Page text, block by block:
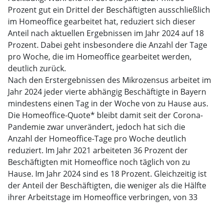
Prozent gut ein Drittel der Beschäftigten ausschließlich
im Homeoffice gearbeitet hat, reduziert sich dieser
Anteil nach aktuellen Ergebnissen im Jahr 2024 auf 18
Prozent. Dabei geht insbesondere die Anzahl der Tage
pro Woche, die im Homeoffice gearbeitet werden,
deutlich zurück.
Nach den Erstergebnissen des Mikrozensus arbeitet im
Jahr 2024 jeder vierte abhängig Beschäftigte in Bayern
mindestens einen Tag in der Woche von zu Hause aus.
Die Homeoffice-Quote* bleibt damit seit der Corona-
Pandemie zwar unverändert, jedoch hat sich die
Anzahl der Homeoffice-Tage pro Woche deutlich
reduziert. Im Jahr 2021 arbeiteten 36 Prozent der
Beschäftigten mit Homeoffice noch täglich von zu
Hause. Im Jahr 2024 sind es 18 Prozent. Gleichzeitig ist
der Anteil der Beschäftigten, die weniger als die Hälfte
ihrer Arbeitstage im Homeoffice verbringen, von 33